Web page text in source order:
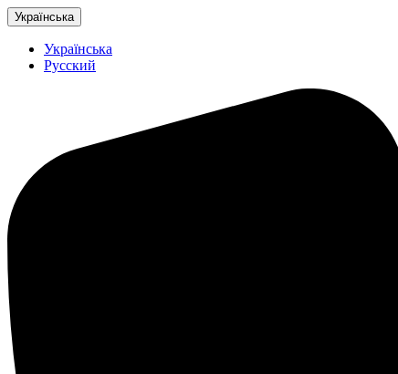
Українська
Українська
Русский